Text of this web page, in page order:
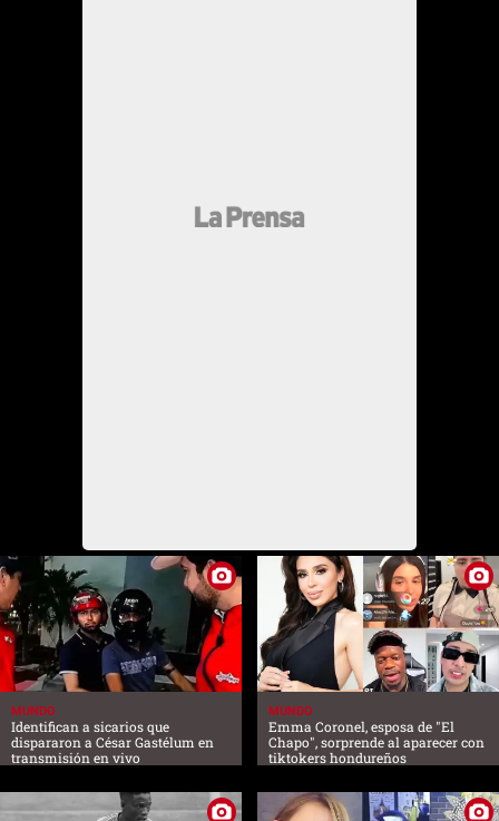
MUNDO
Identifican a sicarios que
dispararon a César Gastélum en
transmisión en vivo
MUNDO
Emma Coronel, esposa de "El
Chapo", sorprende al aparecer con
tiktokers hondureños